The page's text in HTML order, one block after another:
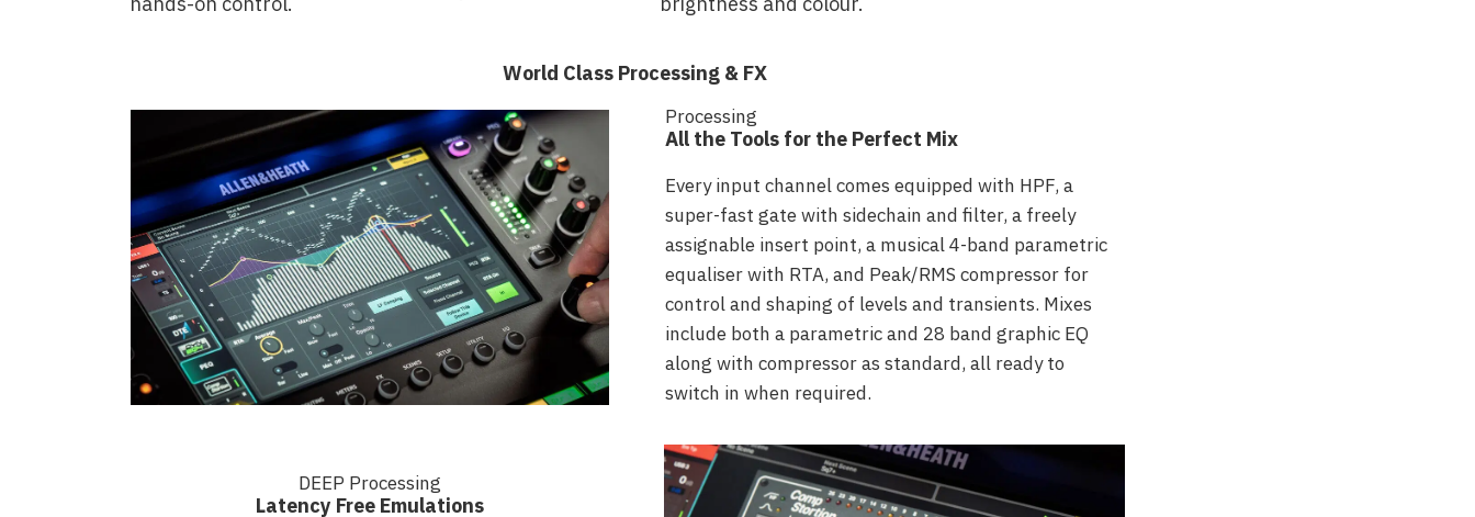
World Class Processing & FX
Processing
All the Tools for the Perfect Mix
Every input channel comes equipped with HPF, a
super-fast gate with sidechain and filter, a freely
assignable insert point, a musical 4-band parametric
equaliser with RTA, and Peak/RMS compressor for
control and shaping of levels and transients. Mixes
include both a parametric and 28 band graphic EQ
along with compressor as standard, all ready to
switch in when required.
DEEP Processing
Latency Free Emulations